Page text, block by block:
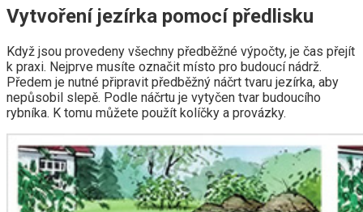
Vytvoření jezírka pomocí předlisku
Když jsou provedeny všechny předběžné výpočty, je čas přejít
k praxi. Nejprve musíte označit místo pro budoucí nádrž.
Předem je nutné připravit předběžný náčrt tvaru jezírka, aby
nepůsobil slepě. Podle náčrtu je vytyčen tvar budoucího
rybníka. K tomu můžete použít kolíčky a provázky.